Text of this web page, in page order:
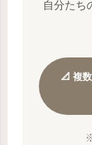
自分たち
📐 複